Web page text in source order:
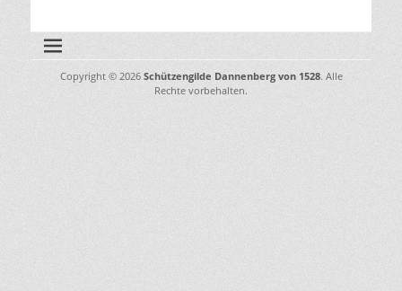
Copyright © 2026 Schützengilde Dannenberg von 1528. Alle
Rechte vorbehalten.